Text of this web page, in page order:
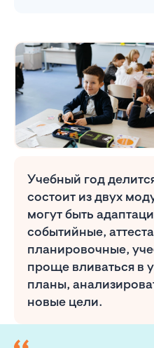
Учебный год
состоит из двух
могут быть
событийные,
планировочные,
проще вливаться в
планы,
новые цели.